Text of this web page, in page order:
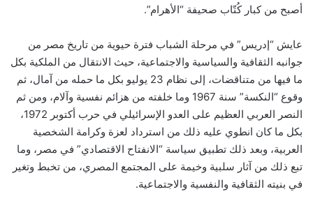
أصبح من كبار كُتّاب صحيفة “الأهرام”.
عايش “إدريس” في مرحلة الشباب فترة حيوية من تاريخ مصر من
جوانبه الثقافية والسياسية والاجتماعية، حيث الانتقال من الملكية بكل
ما فيها من متناقضات، إلى نظام 23 يوليو بكل ما حمله من آمال، ثم
وقوع “النكسة” سنة 1967 وما خلفته من هزائم نفسية وآلام، ومن ثم
النصر العربي العظيم على العدو الإسرائيلي في حرب أكتوبر 1972،
بكل ما كان انطوي عليه ذلك من استرداد لعزة وكرامة الشخصية
العربية، وبعد ذلك تطبيق سياسة “الانفتاح الاقتصادي” في مصر، وما
تبع ذلك من آثار سلبية وخيمة على المجتمع المصري، من تخبط وتغير
في بنيته الثقافية والنفسية والاجتماعية.